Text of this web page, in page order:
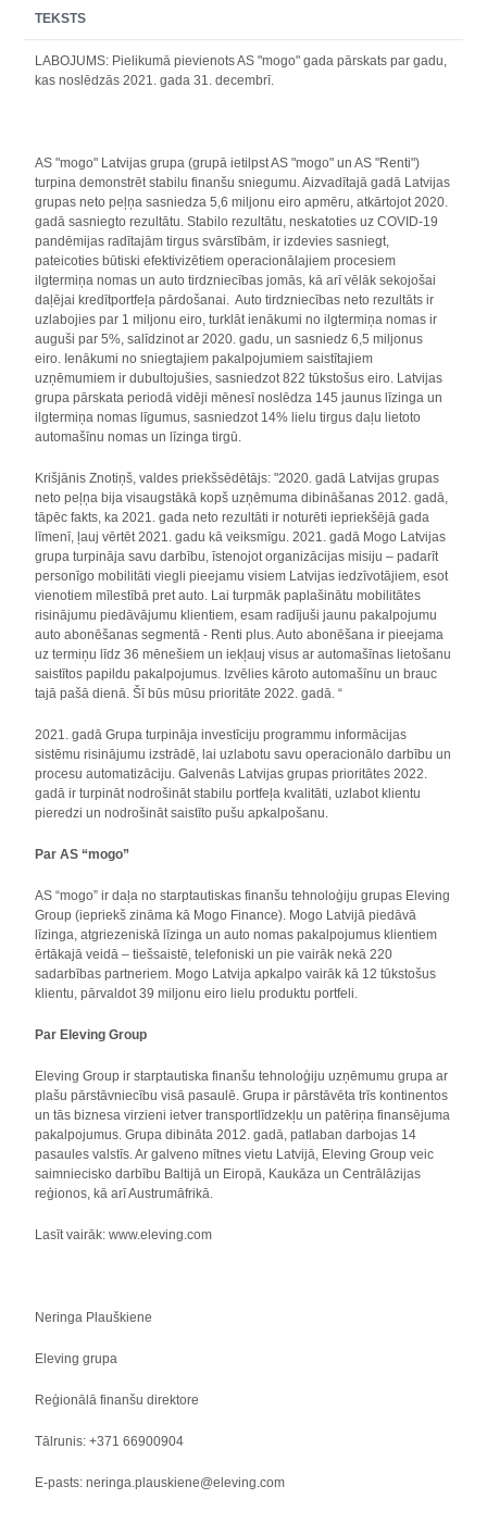
TEKSTS
LABOJUMS: Pielikumā pievienots AS "mogo" gada pārskats par gadu,
kas noslēdzās 2021. gada 31. decembrī.
AS "mogo" Latvijas grupa (grupā ietilpst AS "mogo" un AS "Renti")
turpina demonstrēt stabilu finanšu sniegumu. Aizvadītajā gadā Latvijas
grupas neto peļņa sasniedza 5,6 miljonu eiro apmēru, atkārtojot 2020.
gadā sasniegto rezultātu. Stabilo rezultātu, neskatoties uz COVID-19
pandēmijas radītajām tirgus svārstībām, ir izdevies sasniegt,
pateicoties būtiski efektivizētiem operacionālajiem procesiem
ilgtermiņa nomas un auto tirdzniecības jomās, kā arī vēlāk sekojošai
daļējai kredītportfeļa pārdošanai. Auto tirdzniecības neto rezultāts ir
uzlabojies par 1 miljonu eiro, turklāt ienākumi no ilgtermiņa nomas ir
auguši par 5%, salīdzinot ar 2020. gadu, un sasniedz 6,5 miljonus
eiro. Ienākumi no sniegtajiem pakalpojumiem saistītajiem
uzņēmumiem ir dubultojušies, sasniedzot 822 tūkstošus eiro. Latvijas
grupa pārskata periodā vidēji mēnesī noslēdza 145 jaunus līzinga un
ilgtermiņa nomas līgumus, sasniedzot 14% lielu tirgus daļu lietoto
automašīnu nomas un līzinga tirgū.
Krišjānis Znotiņš, valdes priekšsēdētājs: "2020. gadā Latvijas grupas
neto peļņa bija visaugstākā kopš uzņēmuma dibināšanas 2012. gadā,
tāpēc fakts, ka 2021. gada neto rezultāti ir noturēti iepriekšējā gada
līmenī, ļauj vērtēt 2021. gadu kā veiksmīgu. 2021. gadā Mogo Latvijas
grupa turpināja savu darbību, īstenojot organizācijas misiju – padarīt
personīgo mobilitāti viegli pieejamu visiem Latvijas iedzīvotājiem, esot
vienotiem mīlestībā pret auto. Lai turpmāk paplašinātu mobilitātes
risinājumu piedāvājumu klientiem, esam radījuši jaunu pakalpojumu
auto abonēšanas segmentā - Renti plus. Auto abonēšana ir pieejama
uz termiņu līdz 36 mēnešiem un iekļauj visus ar automašīnas lietošanu
saistītos papildu pakalpojumus. Izvēlies kāroto automašīnu un brauc
tajā pašā dienā. Šī būs mūsu prioritāte 2022. gadā. “
2021. gadā Grupa turpināja investīciju programmu informācijas
sistēmu risinājumu izstrādē, lai uzlabotu savu operacionālo darbību un
procesu automatizāciju. Galvenās Latvijas grupas prioritātes 2022.
gadā ir turpināt nodrošināt stabilu portfeļa kvalitāti, uzlabot klientu
pieredzi un nodrošināt saistīto pušu apkalpošanu.
Par AS “mogo”
AS “mogo” ir daļa no starptautiskas finanšu tehnoloģiju grupas Eleving
Group (iepriekš zināma kā Mogo Finance). Mogo Latvijā piedāvā
līzinga, atgriezeniskā līzinga un auto nomas pakalpojumus klientiem
ērtākajā veidā – tiešsaistē, telefoniski un pie vairāk nekā 220
sadarbības partneriem. Mogo Latvija apkalpo vairāk kā 12 tūkstošus
klientu, pārvaldot 39 miljonu eiro lielu produktu portfeli.
Par Eleving Group
Eleving Group ir starptautiska finanšu tehnoloģiju uzņēmumu grupa ar
plašu pārstāvniecību visā pasaulē. Grupa ir pārstāvēta trīs kontinentos
un tās biznesa virzieni ietver transportlīdzekļu un patēriņa finansējuma
pakalpojumus. Grupa dibināta 2012. gadā, patlaban darbojas 14
pasaules valstīs. Ar galveno mītnes vietu Latvijā, Eleving Group veic
saimniecisko darbību Baltijā un Eiropā, Kaukāza un Centrālāzijas
reģionos, kā arī Austrumāfrikā.
Lasīt vairāk: www.eleving.com
Neringa Plauškiene
Eleving grupa
Reģionālā finanšu direktore
Tālrunis: +371 66900904
E-pasts: neringa.plauskiene@eleving.com